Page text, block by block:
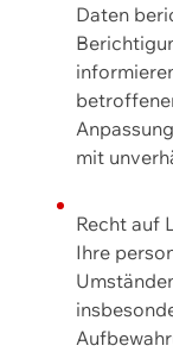
Daten
mit
Recht auf
Ihre